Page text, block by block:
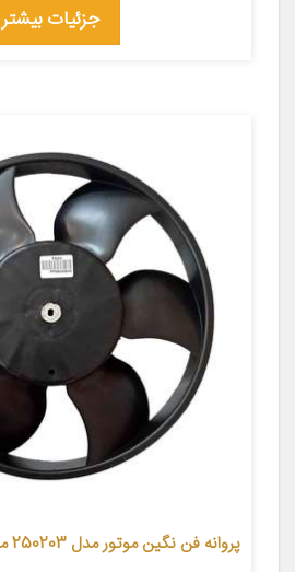
جزئیات بیشتر
پروانه فن نگین موتور مدل 250203 مناسب برای پراید